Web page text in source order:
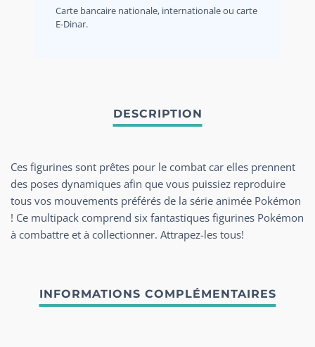
Carte bancaire nationale, internationale ou carte
E-Dinar.
Ces figurines sont prêtes pour le combat car elles prennent
des poses dynamiques afin que vous puissiez reproduire
tous vos mouvements préférés de la série animée Pokémon
! Ce multipack comprend six fantastiques figurines Pokémon
à combattre et à collectionner. Attrapez-les tous!